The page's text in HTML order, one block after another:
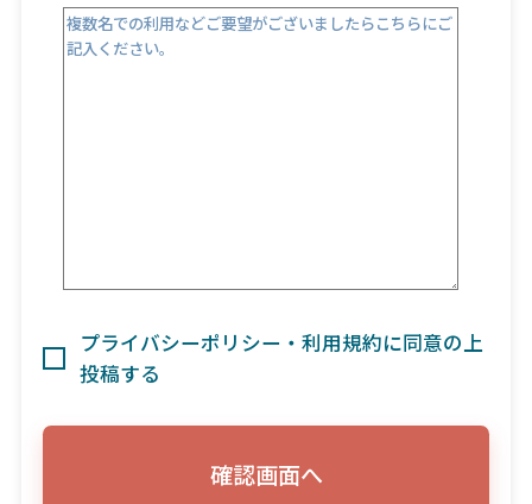
プライバシーポリシー・利用規約に同意の上
投稿する
確認画面へ